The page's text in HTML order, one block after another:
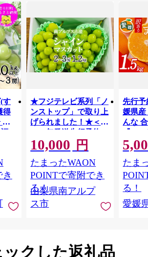
す
得
先
県
ャ
種
★フジテレビ系列「ノ
ンストップ」で取り上
げられました！★＜
2026年発送先行予約＞
南アルプス市産シャイ
ンマスカット1.2kg以
上（2～3房） クール
便発送 ALPAG007
10,000 円
たまったWAON
POINTで寄附でき
る！
山梨県南アルプ
ス市
先行予
媛県産
んな
『
出荷
ご自宅
マド
あり
ツ 高
産地直
レンジ
たま
る！
愛媛
クした返礼品